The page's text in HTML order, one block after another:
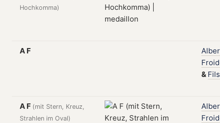
Hochkomma)
A F
& Fils
A F (mit Stern, Kreuz,
Strahlen im Oval)